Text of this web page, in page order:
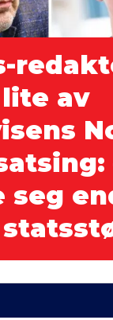
av
seg